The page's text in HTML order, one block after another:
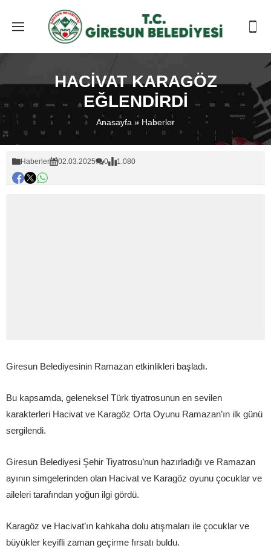
HACİVAT KARAGÖZ
EĞLENDİRDİ
Anasayfa » Haberler
Haberler 02.03.2025 0 1.080
Giresun Belediyesinin Ramazan etkinlikleri başladı.
Bu kapsamda, geleneksel Türk tiyatrosunun en sevilen
karakterleri Hacivat ve Karagöz Orta Oyunu Ramazan’ın ilk günü
sergilendi.
Giresun Belediyesi Şehir Tiyatrosu’nun hazırladığı ve Ramazan
ayının simgelerinden olan Hacivat ve Karagöz oyunu çocuklar ve
aileleri tarafından yoğun ilgi gördü.
Karagöz ve Hacivat’ın kahkaha dolu atışmaları ile çocuklar ve
büyükler keyifli zaman geçirme fırsatı buldu.